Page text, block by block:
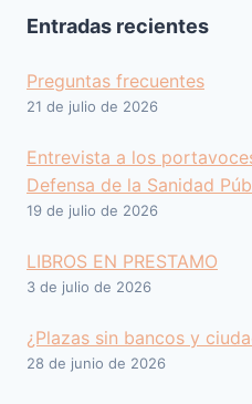
Entradas recientes
Preguntas frecuentes
21 de julio de 2026
Entrevista a los
Defensa de la Sanidad
19 de julio de 2026
LIBROS EN PRESTAMO
3 de julio de 2026
¿Plazas sin bancos y
28 de junio de 2026